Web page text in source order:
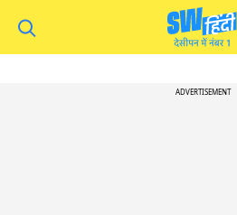
ADVERTISEMENT